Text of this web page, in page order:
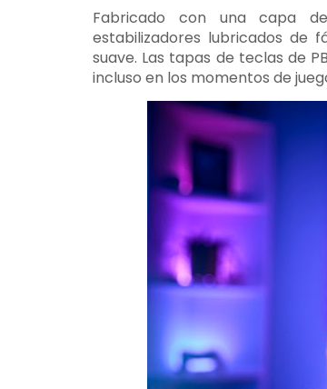
Fabricado con una capa
estabilizadores lubricados de
suave. Las tapas de teclas de
incluso en los momentos de